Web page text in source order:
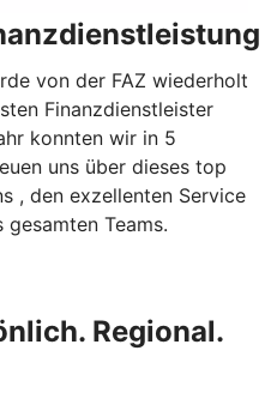
von der FAZ wiederholt
Finanzdienstleister
konnten wir in 5
uns über dieses top
, den exzellenten Service
Teams.
Regional.